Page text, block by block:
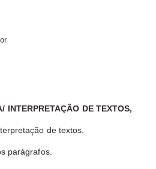
INTERPRETAÇÃO DE TEXTOS,
de textos.
parágrafos.